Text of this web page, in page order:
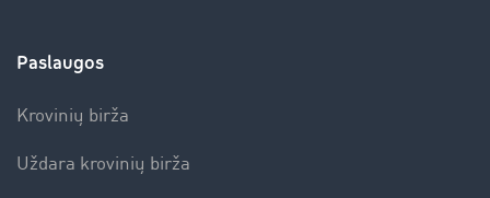
Paslaugos
Krovinių birža
Uždara krovinių birža